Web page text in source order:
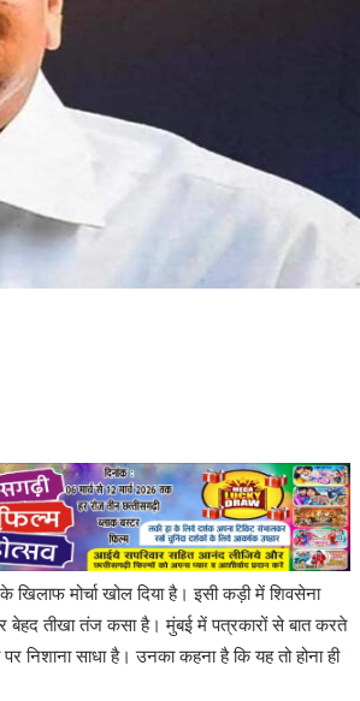
मोर्चा खोल दिया है। इसी कड़ी में शिवसेना
तीखा तंज कसा है। मुंबई में पत्रकारों से बात करते
निशाना साधा है। उनका कहना है कि यह तो होना ही